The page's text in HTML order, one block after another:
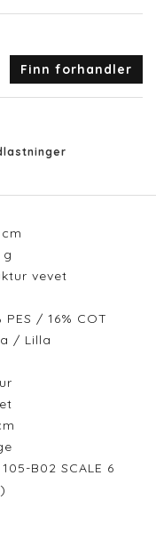
Finn forhandler
cm
g
vevet
PES / 16% COT
/ Lilla
105-B02 SCALE 6